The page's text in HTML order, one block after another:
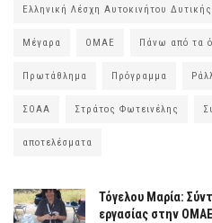
Ελληνική Λέσχη Αυτοκινήτου
Μέγαρα ΟΜΑΕ Πάνω από τα
Πρωτάθλημα Πρόγραμμα
ΣΟΑΑ Στράτος Φωτεινέλης
αποτελέσματα
Τόγελου Μαρία:
εργασίας στην ΟΜΑΕ